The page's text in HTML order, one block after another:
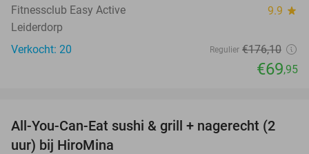
Fitnessclub Easy Active 9.9 star
Leiderdorp
Verkocht: 20
Regulier €176,10
€69,95
23%
All-You-Can-Eat sushi & grill + nagerecht (2
uur) bij HiroMina